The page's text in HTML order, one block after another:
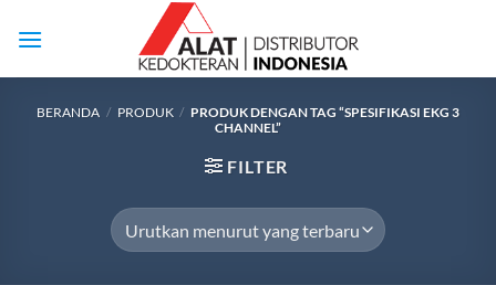
BERANDA / PRODUK / PRODUK DENGAN TAG “SPESIFIKASI EKG 3
CHANNEL”
FILTER